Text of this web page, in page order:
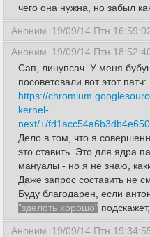
чего она нужна, но забыл
Аноним 19/09/14 Птн
Аноним 19/09/14 Птн
Сап, линупсач. У меня
посоветовали вот этот патч:
https://
kernel-
next/+/
Дело в том, что я
это ставить. Это для ядра
мануалы - но я не знаю,
Даже запрос составить не
Буду благодарен, если
"зделоть хорошо"
Аноним 19/09/14 Птн